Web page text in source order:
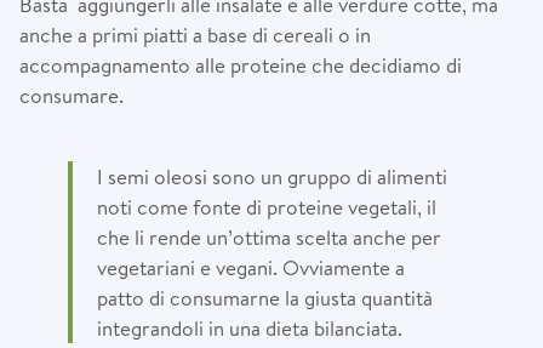
anche a primi piatti a base di cereali o in
accompagnamento alle proteine che decidiamo di
consumare.
I semi oleosi sono un gruppo di alimenti
noti come fonte di proteine vegetali, il
che li rende un’ottima scelta anche per
vegetariani e vegani. Ovviamente a
patto di consumarne la giusta quantità
integrandoli in una dieta bilanciata.